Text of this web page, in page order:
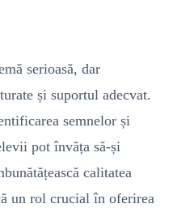
serioasă, dar
și suportul adecvat.
semnelor și
pot învăța să-și
calitatea
un rol crucial în oferirea